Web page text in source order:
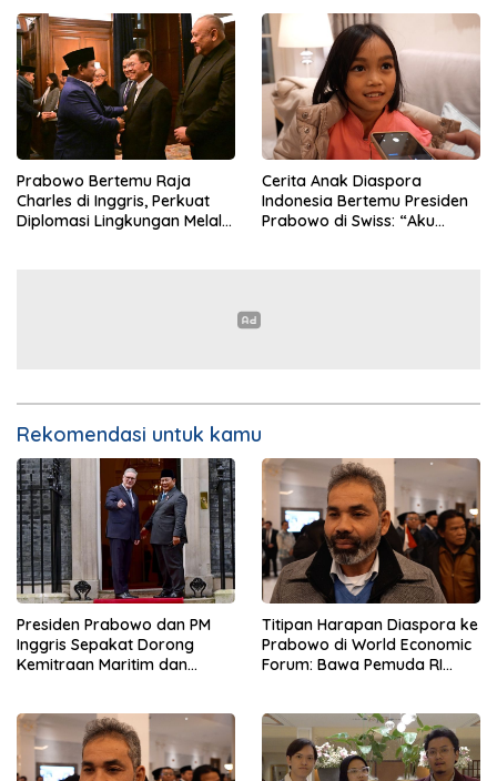
Prabowo Bertemu Raja
Charles di Inggris, Perkuat
Diplomasi Lingkungan Melalui
Cerita Anak Diaspora
Indonesia Bertemu Presiden
Prabowo di Swiss: “Aku
Rekomendasi untuk kamu
Presiden Prabowo dan PM
Inggris Sepakat Dorong
Kemitraan Maritim dan
Titipan Harapan Diaspora ke
Prabowo di World Economic
Forum: Bawa Pemuda RI